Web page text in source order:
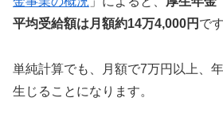
平均受給額は月額約14万4,000円 です
単純計算でも、月額で7万円以上、
生じることになります。